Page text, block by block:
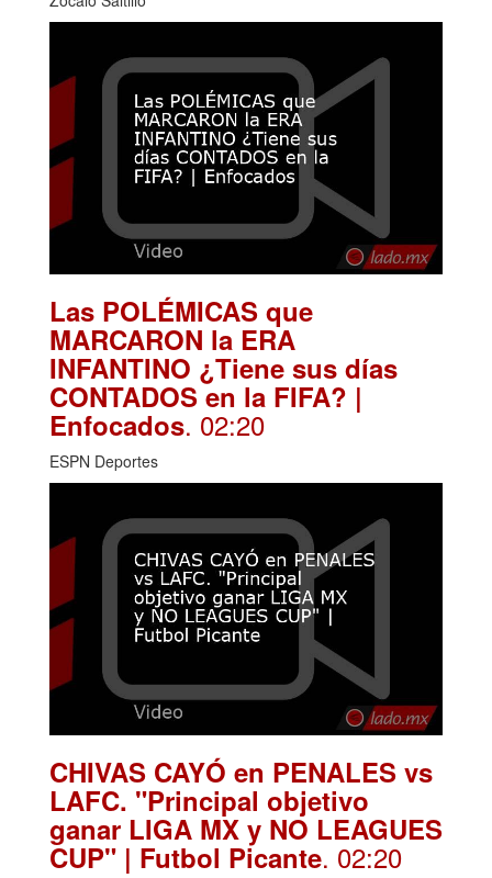
Las POLÉMICAS que
MARCARON la ERA
INFANTINO ¿Tiene sus días
CONTADOS en la FIFA? |
Enfocados. 02:20
ESPN Deportes
CHIVAS CAYÓ en PENALES vs
LAFC. "Principal objetivo
ganar LIGA MX y NO LEAGUES
CUP" | Futbol Picante. 02:20